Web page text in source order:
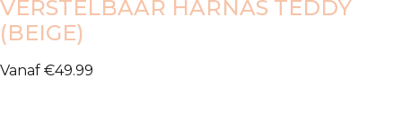
VERSTELBAAR HARNAS TEDDY
(BEIGE)
Vanaf €49.99